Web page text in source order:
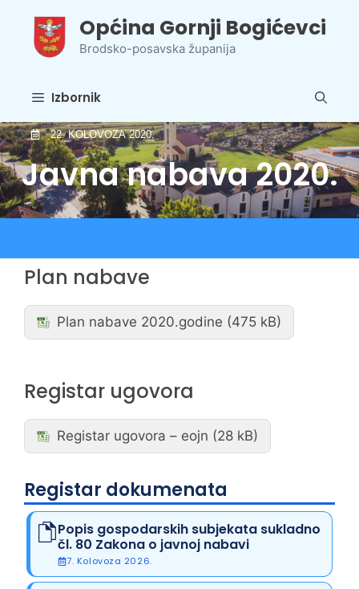
sadržaj
Općina Gornji Bogićevci
Brodsko-posavska županija
Izbornik
22. KOLOVOZA 2020.
Javna nabava 2020.
Plan nabave
Plan nabave 2020.godine
Registar ugovora
Registar ugovora – eojn
Registar dokumenata
Popis gospodarskih subjekata sukladno
čl. 80 Zakona o javnoj nabavi
7. Kolovoza 2026.